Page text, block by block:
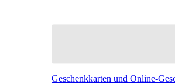
Geschenkkarten und Online-